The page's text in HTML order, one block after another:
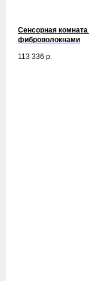
Сенсорная
фиброволокнами
113 336 р.